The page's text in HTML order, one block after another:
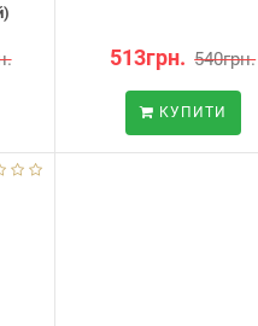
513грн. 540грн.
КУПИТИ